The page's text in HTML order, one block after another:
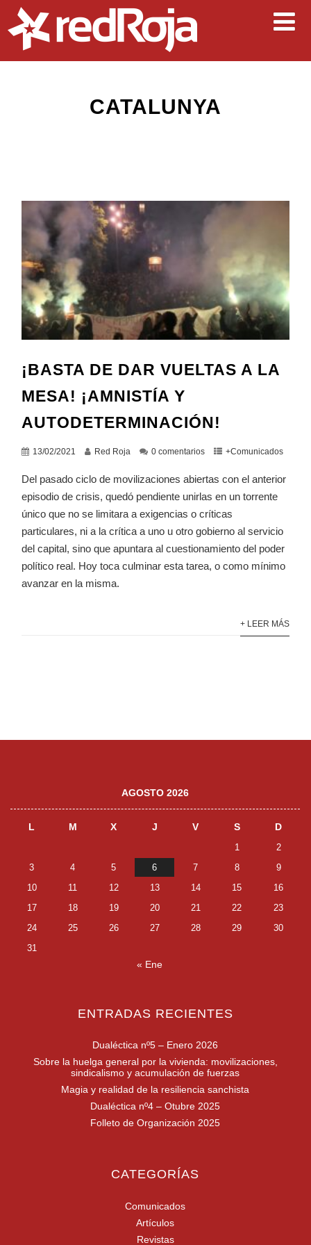
CATALUNYA
¡BASTA DE DAR VUELTAS A LA
MESA! ¡AMNISTÍA Y
AUTODETERMINACIÓN!
13/02/2021 Red Roja 0 comentarios +Comunicados
Del pasado ciclo de movilizaciones abiertas con el anterior
episodio de crisis, quedó pendiente unirlas en un torrente
único que no se limitara a exigencias o críticas
particulares, ni a la crítica a uno u otro gobierno al servicio
del capital, sino que apuntara al cuestionamiento del poder
político real. Hoy toca culminar esta tarea, o como mínimo
avanzar en la misma.
+ LEER MÁS
AGOSTO 2026
L M X J V S D
1
2
3
4 5 6 7 8
9
10
11 12 13 14 15
16
17
18 19 20 21 22
23
24
25 26 27 28 29
30
31
« Ene
ENTRADAS RECIENTES
Dualéctica nº5 – Enero 2026
Sobre la huelga general por la vivienda: movilizaciones,
sindicalismo y acumulación de fuerzas
Magia y realidad de la resiliencia sanchista
Dualéctica nº4 – Otubre 2025
Folleto de Organización 2025
CATEGORÍAS
Comunicados
Artículos
Revistas